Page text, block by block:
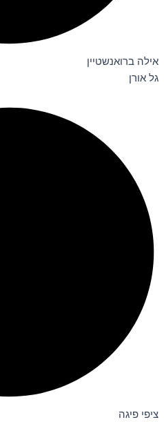
אילה ברואנשטיין
גל אורן
ציפי פיגה